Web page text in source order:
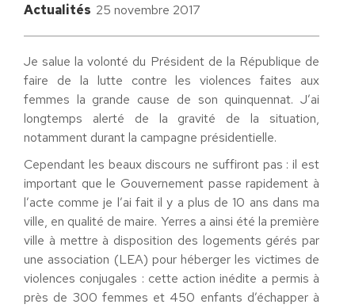
Actualités 25 novembre 2017
Je salue la volonté du Président de la République de
faire de la lutte contre les violences faites aux
femmes la grande cause de son quinquennat. J’ai
longtemps alerté de la gravité de la situation,
notamment durant la campagne présidentielle.
Cependant les beaux discours ne suffiront pas : il est
important que le Gouvernement passe rapidement à
l’acte comme je l’ai fait il y a plus de 10 ans dans ma
ville, en qualité de maire. Yerres a ainsi été la première
ville à mettre à disposition des logements gérés par
une association (LEA) pour héberger les victimes de
violences conjugales : cette action inédite a permis à
près de 300 femmes et 450 enfants d’échapper à